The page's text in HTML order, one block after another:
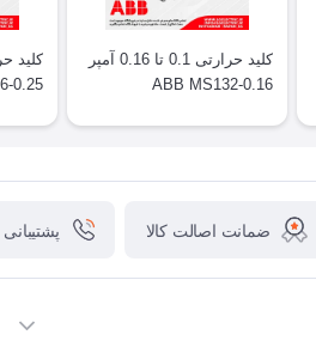
کلید حرارتی 0.1 تا 0.16 آمپر
ABB MS132-0.16
0.25
ضمانت اصالت کالا